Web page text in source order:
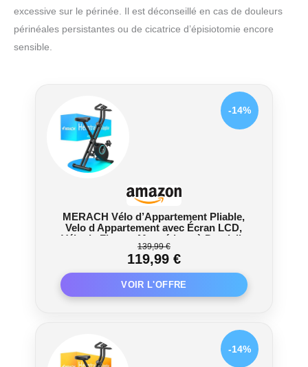
excessive sur le périnée. Il est déconseillé en cas de douleurs
périnéales persistantes ou de cicatrice d’épisiotomie encore
sensible.
MERACH Vélo d’Appartement Pliable,
Velo d Appartement avec Écran LCD,
Vélo de Fitness Magnétique à Domicile
avec Coussin Confortable, Gain de
Place, Pour l’Entraînement Cardio,
Capacité Max 136KG
139,99 €
119,99 €
-14%
-14%